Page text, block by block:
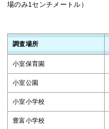
場のみ1センチメートル）
調査場所
小室保育園
小室公園
小室小学校
豊富小学校